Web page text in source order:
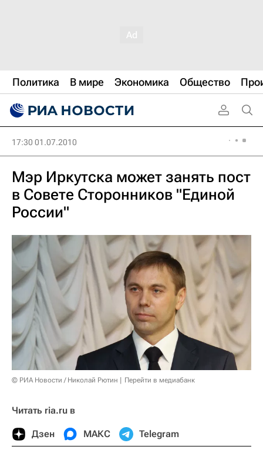
Политика В мире Экономика Общество
17:30 01.07.2010
Мэр Иркутска может занять пост
в Совете Сторонников "Единой
России"
© РИА Новости / Николай Рютин Перейти в медиабанк
Читать ria.ru в
Дзен МАКС Telegram